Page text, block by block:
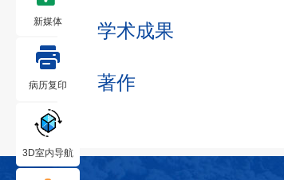
学术成果
著作
新媒体
病历复印
3D室内导航